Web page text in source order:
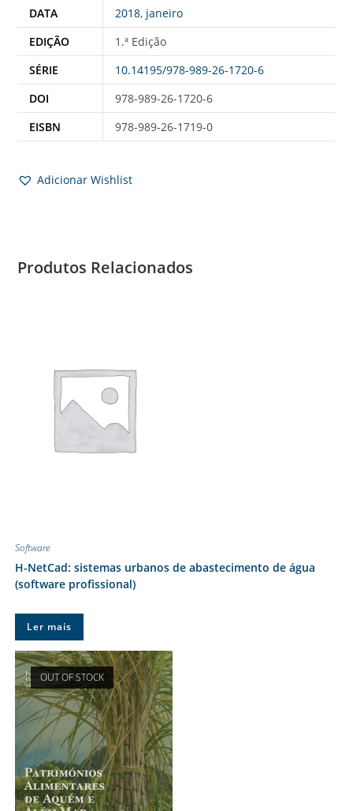
DATA 2018, janeiro
EDIÇÃO
1.ª Edição
SÉRIE
10.14195/978-989-26-1720-6
DOI
978-989-26-1720-6
EISBN
978-989-26-1719-0
Adicionar Wishlist
Produtos Relacionados
Software
H-NetCad: sistemas urbanos de abastecimento de água
(software profissional)
Ler mais
OUT OF STOCK